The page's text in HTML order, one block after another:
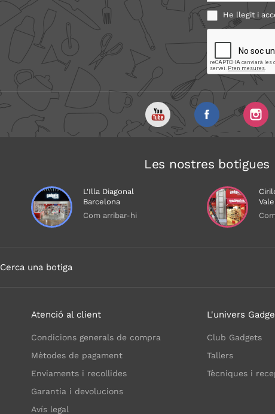
He llegit i
Les nostres botigues
L'Illa Diagonal
Barcelona
Com arribar-hi
Cerca una botiga
Atenció al client
Condicions generals de compra
Mètodes de pagament
Enviaments i recollides
Garantia i devolucions
Avís legal
L'univers
Club Gadgets
Tallers
Tècniques i